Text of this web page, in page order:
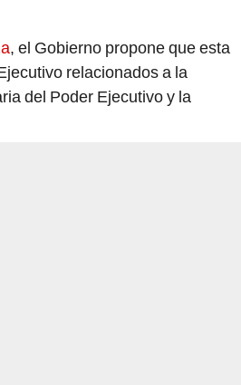
, el Gobierno propone que esta
relacionados a la
del Poder Ejecutivo y la